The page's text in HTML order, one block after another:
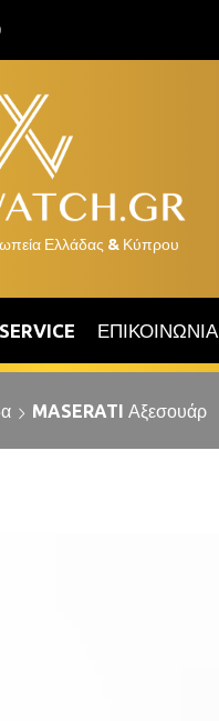
ΕΠΙΚΟΙΝΩΝΊΑ
MASERATI Αξεσουάρ